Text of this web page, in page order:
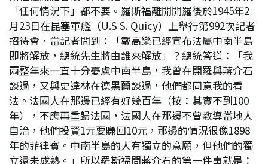
「任何情況下」都不要。羅斯福離開開羅後於1945年2
月23日在昆塞軍艦（U.S S. Quicy）上舉行第992次記者
招待會，當記者問到：「戴高樂已經宣布法屬中南半島
即將解放，總統先生將由誰來解放」？總統答道：「我
兩整年來一直十分憂慮中南半島，我曾在開羅與蔣介石
談過，又與史達林在德黑蘭談過，他們都同意我的看
法。法國人在那邊已經有好幾百年（按：其實不到100
年），不應再重歸法國，法國人在那邊不曾教導當地人
自治，他們投資1元要賺回10元，那邊的情況很像1898
年的菲律賓。中南半島的人有獨立的意願，但他們的獨
立還未成熟。」所以羅斯福問蔣介石的第一件事就是：